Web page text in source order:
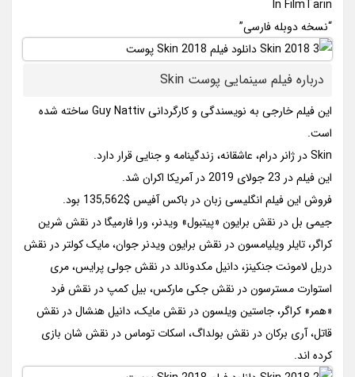
In FilmTarin
“نسخه دوبله فارسی”
درباره فیلم سینمایی پوست Skin
این فیلم خارجی به نویسندگی و کارگردانی Guy Nattiv ساخته شده
است.
Skin در ژانر درام، عاشقانه، زندگینامه و جنایی قرار دارد.
این فیلم در 23 جولای 2019 در آمریکا اکران شد.
فروش این فیلم انگلیسی زبان در باکس آفیس $135,562 بود.
جیمی بل در نقش برایون «پیتبول» ویدنر، ورا فارمیگا در نقش شرین
کراگر، تایلر ویلیامسون در نقش برایون ویدنر جوان، مایک کولتر در نقش
دریل لامونت جنکینز، دانیل مکدونالد در نقش جولی پرایس، مری
استوارت مسترسون در نقش جکی مارکس، بیل کمپ در نقش فرد
«همر» کراگر، جاستین ویلسون در نقش مایک، دانیل هنشال در نقش
قاتل، آری برکان در نقش بولداگ، اسکات توماس در نقش شان بازی
کرده اند.